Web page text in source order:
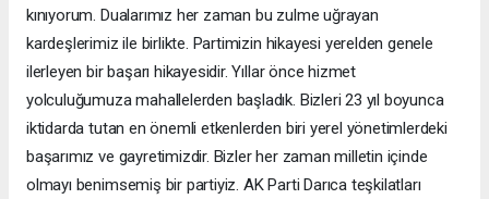
kınıyorum. Dualarımız her zaman bu zulme uğrayan
kardeşlerimiz ile birlikte. Partimizin hikayesi yerelden genele
ilerleyen bir başarı hikayesidir. Yıllar önce hizmet
yolculuğumuza mahallelerden başladık. Bizleri 23 yıl boyunca
iktidarda tutan en önemli etkenlerden biri yerel yönetimlerdeki
başarımız ve gayretimizdir. Bizler her zaman milletin içinde
olmayı benimsemiş bir partiyiz. AK Parti Darıca teşkilatları